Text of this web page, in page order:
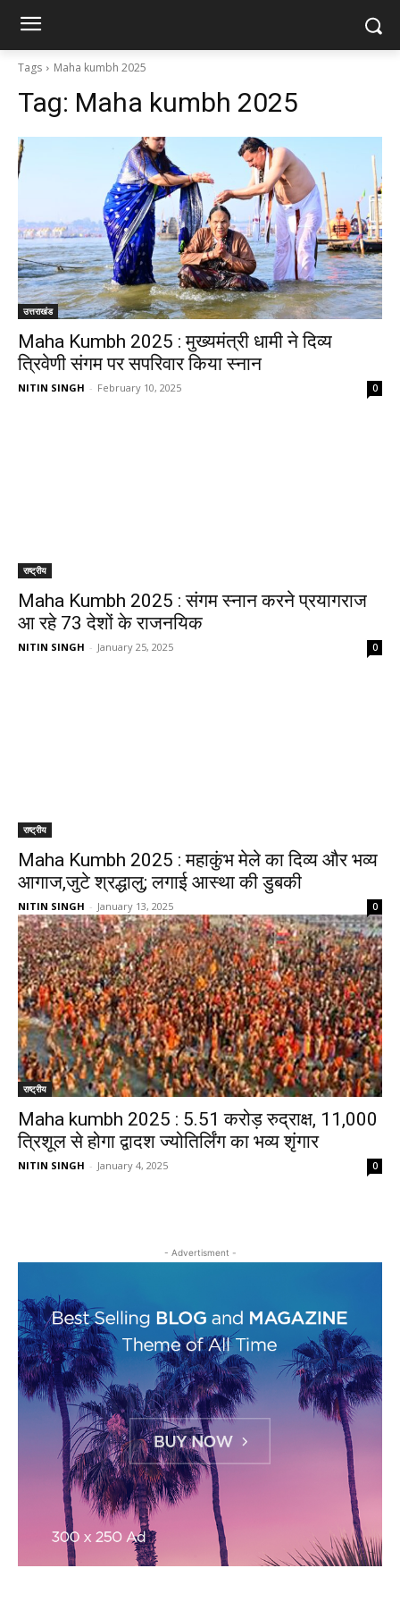
Tags Maha kumbh 2025
Tag: Maha kumbh 2025
उत्तराखंड
Maha Kumbh 2025 : मुख्यमंत्री धामी ने दिव्य
त्रिवेणी संगम पर सपरिवार किया स्नान
NITIN SINGH - February 10, 2025 0
राष्ट्रीय
Maha Kumbh 2025 : संगम स्‍नान करने प्रयागराज
आ रहे 73 देशों के राजनयिक
NITIN SINGH - January 25, 2025 0
राष्ट्रीय
Maha Kumbh 2025 : महाकुंभ मेले का दिव्य और भव्य
आगाज,जुटे श्रद्धालु; लगाई आस्था की डुबकी
NITIN SINGH - January 13, 2025 0
राष्ट्रीय
Maha kumbh 2025 : 5.51 करोड़ रुद्राक्ष, 11,000
त्रिशूल से होगा द्वादश ज्योतिर्लिंग का भव्य शृंगार
NITIN SINGH - January 4, 2025 0
- Advertisment -